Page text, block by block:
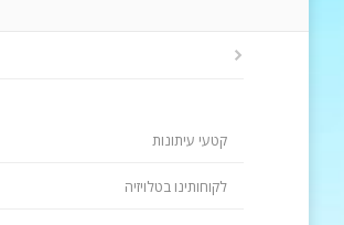
קטעי עיתונות
לקוחותינו בטלויזיה